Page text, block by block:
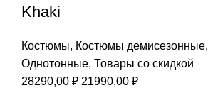
Khaki
Костюмы, Костюмы демисезонные,
Однотонные, Товары со скидкой
28290,00₽ Первоначальная
21990,00 ₽Текущая